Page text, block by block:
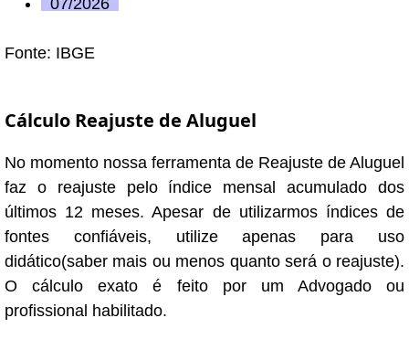
Fonte: IBGE
Cálculo Reajuste de Aluguel
No momento nossa ferramenta de Reajuste de Aluguel
faz o reajuste pelo índice mensal acumulado dos
últimos 12 meses. Apesar de utilizarmos índices de
fontes confiáveis, utilize apenas para uso
didático(saber mais ou menos quanto será o reajuste).
O cálculo exato é feito por um Advogado ou
profissional habilitado.